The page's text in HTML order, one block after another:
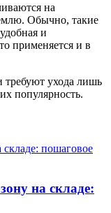
на
Обычно, такие
и
применяется и в
требуют ухода лишь
популярность.
на складе: